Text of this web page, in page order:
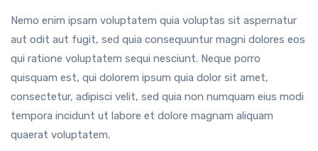
Nemo enim ipsam voluptatem quia voluptas sit aspernatur
aut odit aut fugit, sed quia consequuntur magni dolores eos
qui ratione voluptatem sequi nesciunt. Neque porro
quisquam est, qui dolorem ipsum quia dolor sit amet,
consectetur, adipisci velit, sed quia non numquam eius modi
tempora incidunt ut labore et dolore magnam aliquam
quaerat voluptatem.